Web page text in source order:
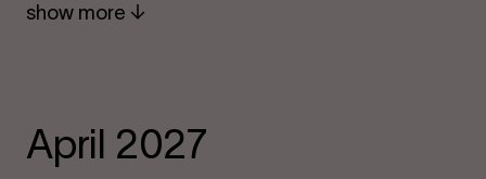
show more
April 2027